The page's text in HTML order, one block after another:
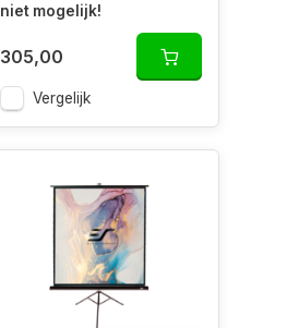
niet mogelijk!
305,00
Vergelijk